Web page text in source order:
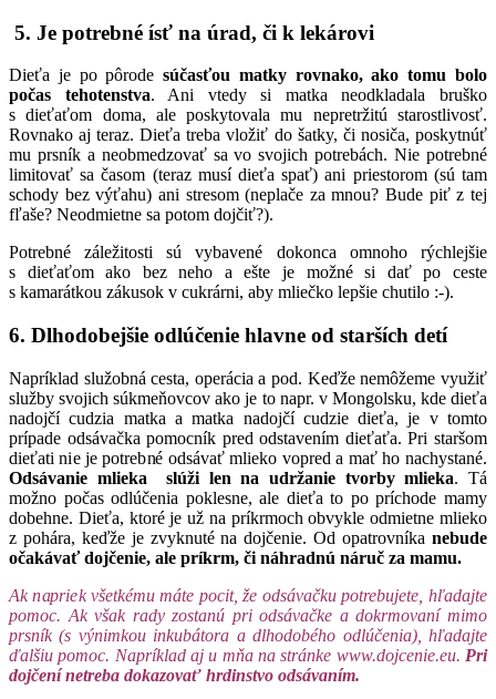
5. Je potrebné ísť na úrad, či k lekárovi
Dieťa je po pôrode súčasťou matky rovnako, ako tomu bolo
počas tehotenstva. Ani vtedy si matka neodkladala bruško
s dieťaťom doma, ale poskytovala mu nepretržitú starostlivosť.
Rovnako aj teraz. Dieťa treba vložiť do šatky, či nosiča, poskytnúť
mu prsník a neobmedzovať sa vo svojich potrebách. Nie potrebné
limitovať sa časom (teraz musí dieťa spať) ani priestorom (sú tam
schody bez výťahu) ani stresom (neplače za mnou? Bude piť z tej
fľaše? Neodmietne sa potom dojčiť?).
Potrebné záležitosti sú vybavené dokonca omnoho rýchlejšie
s dieťaťom ako bez neho a ešte je možné si dať po ceste
s kamarátkou zákusok v cukrárni, aby mliečko lepšie chutilo :-).
6. Dlhodobejšie odlúčenie hlavne od starších detí
Napríklad služobná cesta, operácia a pod. Keďže nemôžeme využiť
služby svojich súkmeňovcov ako je to napr. v Mongolsku, kde dieťa
nadojčí cudzia matka a matka nadojčí cudzie dieťa, je v tomto
prípade odsávačka pomocník pred odstavením dieťaťa. Pri staršom
dieťati nie je potrebné odsávať mlieko vopred a mať ho nachystané.
Odsávanie mlieka slúži len na udržanie tvorby mlieka. Tá
možno počas odlúčenia poklesne, ale dieťa to po príchode mamy
dobehne. Dieťa, ktoré je už na príkrmoch obvykle odmietne mlieko
z pohára, keďže je zvyknuté na dojčenie. Od opatrovníka nebude
očakávať dojčenie, ale príkrm, či náhradnú náruč za mamu.
Ak napriek všetkému máte pocit, že odsávačku potrebujete, hľadajte
pomoc. Ak však rady zostanú pri odsávačke a dokrmovaní mimo
prsník (s výnimkou inkubátora a dlhodobého odlúčenia), hľadajte
ďalšiu pomoc. Napríklad aj u mňa na stránke www.dojcenie.eu. Pri
dojčení netreba dokazovať hrdinstvo odsávaním.